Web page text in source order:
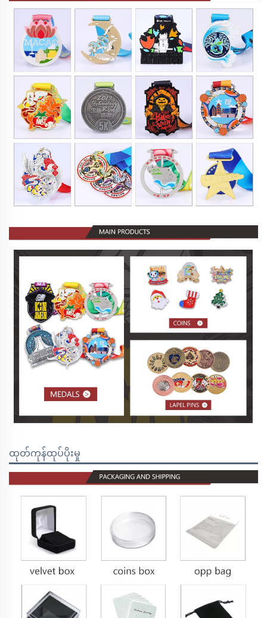
ထုတ်ကုန်ထုပ်ပိုးမှု